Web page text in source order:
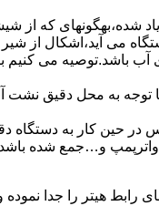
ﺷﺪه،بهگونهای ﮐﻪ از
می آید،اشکال از شیر
آب باشد.توصیه می
به محل دقیق نشت
در حین کار به
و…جمع شده